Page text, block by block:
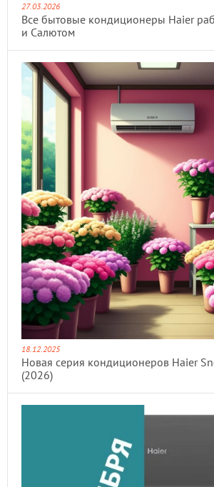
27.03.2026
Все бытовые кондиционеры Haier
и Салютом
18.12.2025
Новая серия кондиционеров Haier
(2026)